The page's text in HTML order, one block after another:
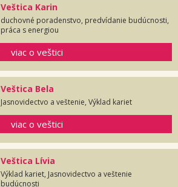
Veštica Karin
duchovné poradenstvo, predvídanie budúcnosti,
práca s energiou
viac o veštici
Veštica Bela
Jasnovidectvo a veštenie, Výklad kariet
viac o veštici
Veštica Lívia
Výklad kariet, Jasnovidectvo a veštenie
budúcnosti